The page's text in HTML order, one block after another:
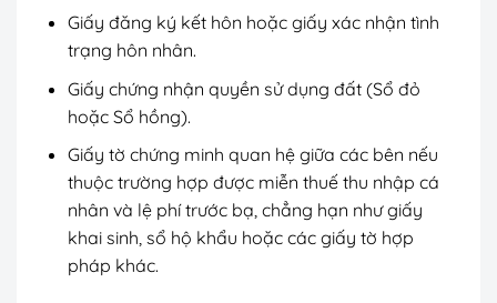
Giấy đăng ký kết hôn hoặc giấy xác nhận tình
trạng hôn nhân.
Giấy chứng nhận quyền sử dụng đất (Sổ đỏ
hoặc Sổ hồng).
Giấy tờ chứng minh quan hệ giữa các bên nếu
thuộc trường hợp được miễn thuế thu nhập cá
nhân và lệ phí trước bạ, chẳng hạn như giấy
khai sinh, sổ hộ khẩu hoặc các giấy tờ hợp
pháp khác.